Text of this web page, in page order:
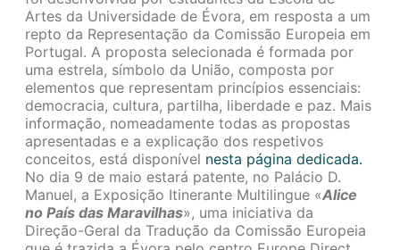
Artes da Universidade de Évora, em resposta a um
repto da Representação da Comissão Europeia em
Portugal. A proposta selecionada é formada por
uma estrela, símbolo da União, composta por
elementos que representam princípios essenciais:
democracia, cultura, partilha, liberdade e paz. Mais
informação, nomeadamente todas as propostas
apresentadas e a explicação dos respetivos
conceitos, está disponível nesta página dedicada.
No dia 9 de maio estará patente, no Palácio D.
Manuel, a Exposição Itinerante Multilingue «Alice
no País das Maravilhas», uma iniciativa da
Direção-Geral da Tradução da Comissão Europeia